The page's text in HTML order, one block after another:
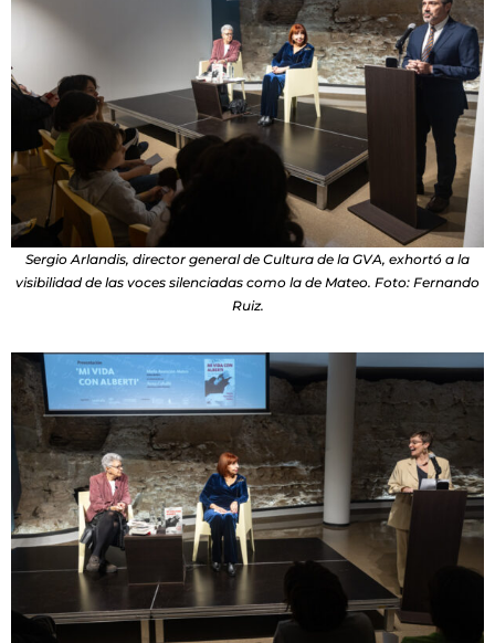
Sergio Arlandis, director general de Cultura de la GVA, exhortó a la
visibilidad de las voces silenciadas como la de Mateo. Foto: Fernando
Ruiz.